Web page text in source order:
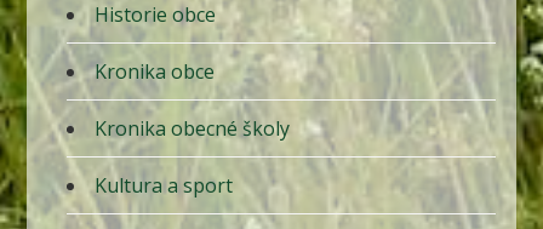
Historie obce
Kronika obce
Kronika obecné školy
Kultura a sport